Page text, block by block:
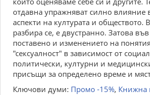
отдавна упражняват силно влияние
аспекти на културата и обществото.
разбира се, е двустранно. Затова
поставено и изменението на
"сексуалност" в зависимост от
политически, културни и
присъщи за определено време и
Ключови думи: Промо -15%, Книжна